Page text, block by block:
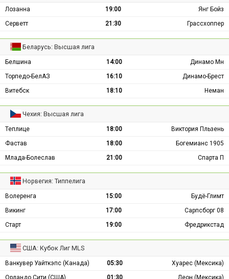
Лозанна 19:00
Янг Бойз
Серветт
21:30 Грассхоппер
Беларусь: Высшая лига
Белшина 14:00
Динамо Мн
Торпедо-БелАЗ
16:10
Динамо-Брест
Витебск
18:10 Неман
Чехия: Высшая лига
Теплице 18:00
Виктория Пльзень
Фастав
18:00
Богемианс 1905
Млада-Болеслав
21:00 Спарта П
Норвегия: Типпелига
Волеренга 15:00
Будё-Глимт
Викинг
17:00
Сарпсборг 08
Старт
19:00 Фредрикстад
США: Кубок Лиг MLS
Ванкувер Уайткэпс (Канада) 05:30
Хуарес (Мексика)
Орландо Сити (США)
01:30
Леон (Мексика)